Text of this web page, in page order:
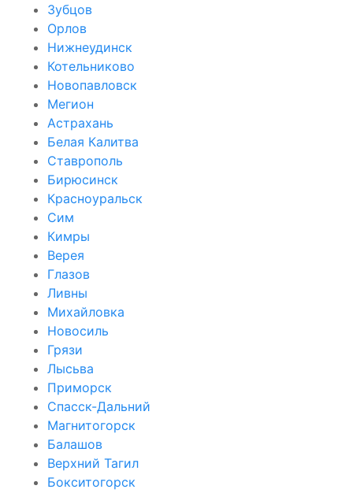
Зубцов
Орлов
Нижнеудинск
Котельниково
Новопавловск
Мегион
Астрахань
Белая Калитва
Ставрополь
Бирюсинск
Красноуральск
Сим
Кимры
Верея
Глазов
Ливны
Михайловка
Новосиль
Грязи
Лысьва
Приморск
Спасск-Дальний
Магнитогорск
Балашов
Верхний Тагил
Бокситогорск